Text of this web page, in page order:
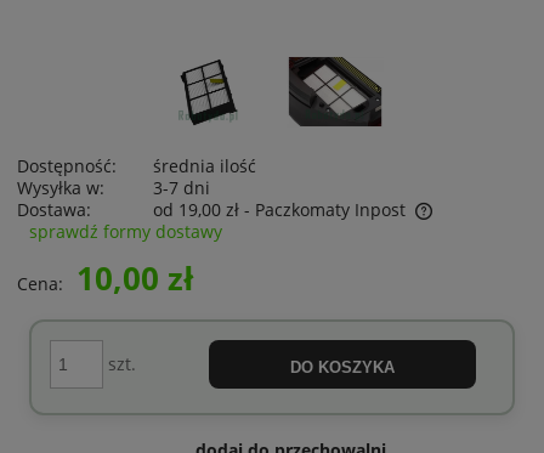
Dostępność:
średnia ilość
Wysyłka w:
3-7 dni
Dostawa:
od 19,00 zł - Paczkomaty Inpost
Cena nie zawiera ewentualnych kosztów płatności
sprawdź formy dostawy
Cena: 10,00 zł
szt. DO KOSZYKA